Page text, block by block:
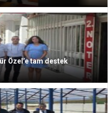
Özel’e tam destek